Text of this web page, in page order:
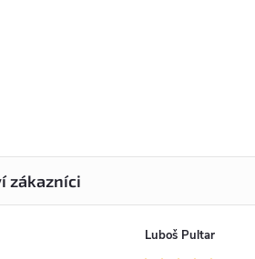
Luboš Pultar